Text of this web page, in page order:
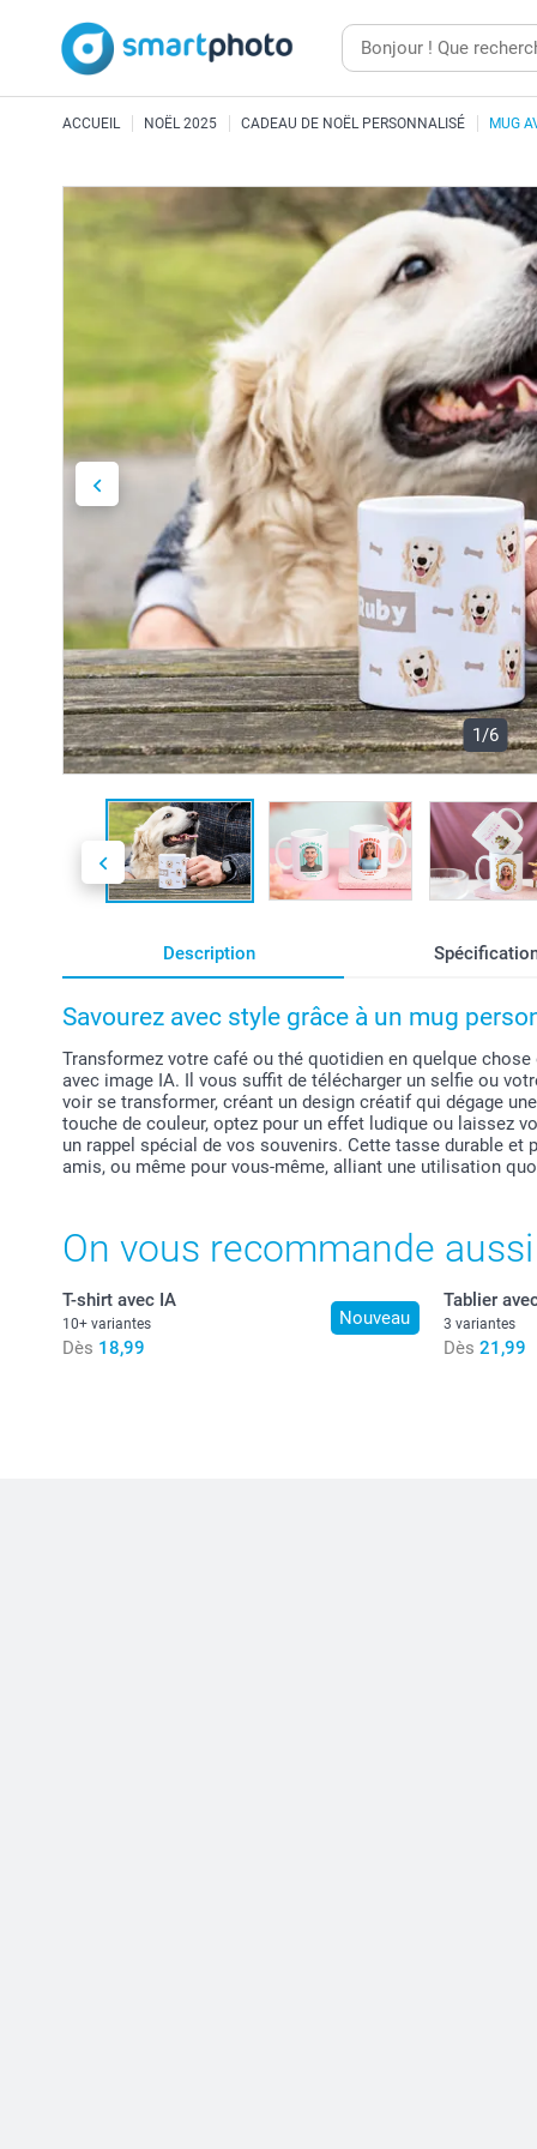
ACCUEIL NOËL 2025 CADEAU DE NOËL PERSONNALISÉ MUG
1/6
Description
Savourez avec style grâce à un mug
Transformez votre café ou thé quotidien en quelque
avec image IA. Il vous suffit de télécharger un selfie ou
voir se transformer, créant un design créatif qui dégage
touche de couleur, optez pour un effet ludique ou laissez
un rappel spécial de vos souvenirs. Cette tasse durable
amis, ou même pour vous-même, alliant une utilisation
On vous recommande aussi
Nouveau
T-shirt avec IA
10+ variantes
Dès 18,99
Tablier
3 variantes
Dès 21,99